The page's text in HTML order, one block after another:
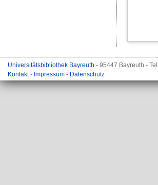
Universitätsbibliothek Bayreuth - 95447 Bayreuth -
Kontakt- Impressum - Datenschutz